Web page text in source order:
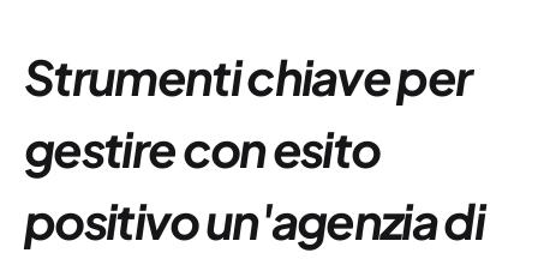
Strumenti chiave per
gestire con esito
positivo un'agenzia di